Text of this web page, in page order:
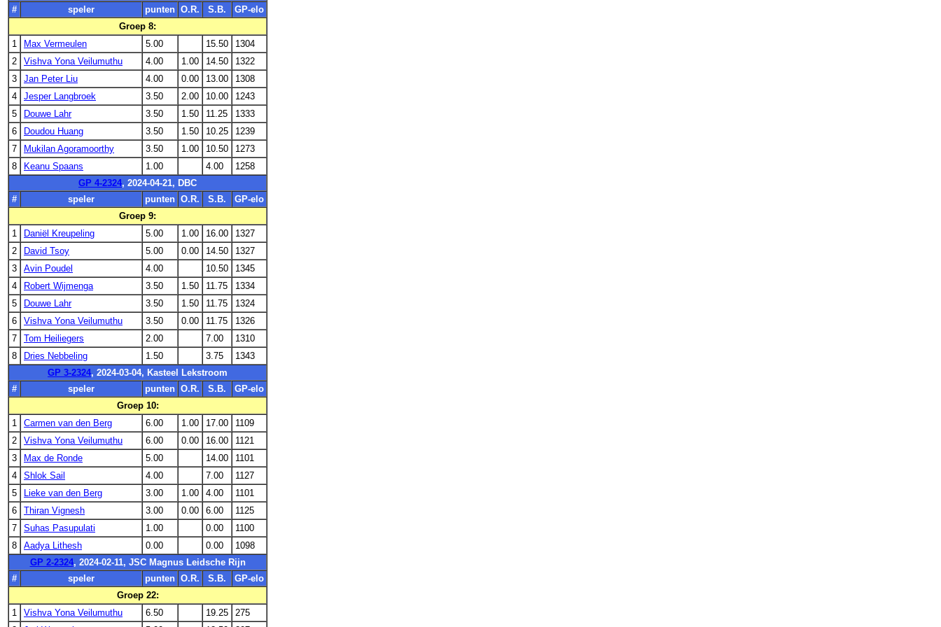
#
speler punten O.R. S.B.
GP-elo
Groep 8:
1
Max Vermeulen 5.00 15.50
1304
2
Vishva Yona Veilumuthu 4.00 1.00 14.50
1322
3
Jan Peter Liu 4.00 0.00 13.00
1308
4
Jesper Langbroek 3.50 2.00 10.00
1243
5
Douwe Lahr 3.50 1.50 11.25
1333
6
Doudou Huang 3.50 1.50 10.25
1239
7
Mukilan Agoramoorthy 3.50 1.00 10.50
1273
8
Keanu Spaans 1.00 4.00
1258
GP 4-2324, 2024-04-21, DBC
#
speler punten O.R. S.B.
GP-elo
Groep 9:
1
Daniël Kreupeling 5.00 1.00 16.00
1327
2
David Tsoy 5.00 0.00 14.50
1327
3
Avin Poudel 4.00 10.50
1345
4
Robert Wijmenga 3.50 1.50 11.75
1334
5
Douwe Lahr 3.50 1.50 11.75
1324
6
Vishva Yona Veilumuthu 3.50 0.00 11.75
1326
7
Tom Heiliegers 2.00 7.00
1310
8
Dries Nebbeling 1.50 3.75
1343
GP 3-2324, 2024-03-04, Kasteel Lekstroom
#
speler punten O.R. S.B.
GP-elo
Groep 10:
1
Carmen van den Berg 6.00 1.00 17.00
1109
2
Vishva Yona Veilumuthu 6.00 0.00 16.00
1121
3
Max de Ronde 5.00 14.00
1101
4
Shlok Sail 4.00 7.00
1127
5
Lieke van den Berg 3.00 1.00 4.00
1101
6
Thiran Vignesh 3.00 0.00 6.00
1125
7
Suhas Pasupulati 1.00 0.00
1100
8
Aadya Lithesh 0.00 0.00
1098
GP 2-2324, 2024-02-11, JSC Magnus Leidsche Rijn
#
speler punten O.R. S.B.
GP-elo
Groep 22:
1
Vishva Yona Veilumuthu 6.50 19.25
275